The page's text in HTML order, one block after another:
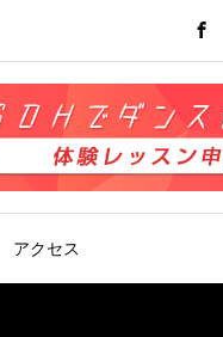
アクセス